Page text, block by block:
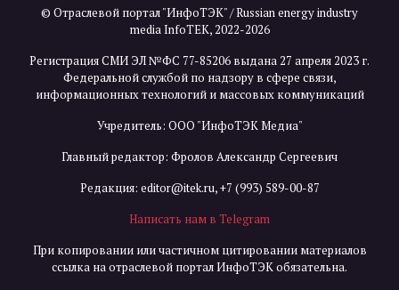
© Отраслевой портал "ИнфоТЭК" / Russian energy industry
media InfoTEK, 2022-2026
Регистрация СМИ ЭЛ №ФС 77-85206 выдана 27 апреля 2023 г.
Федеральной службой по надзору в сфере связи,
информационных технологий и массовых коммуникаций
Учредитель: ООО "ИнфоТЭК Медиа"
Главный редактор: Фролов Александр Сергеевич
Редакция: editor@itek.ru,+7 (993) 589-00-87
Написать нам в Telegram
При копировании или частичном цитировании материалов
ссылка на отраслевой портал ИнфоТЭК обязательна.